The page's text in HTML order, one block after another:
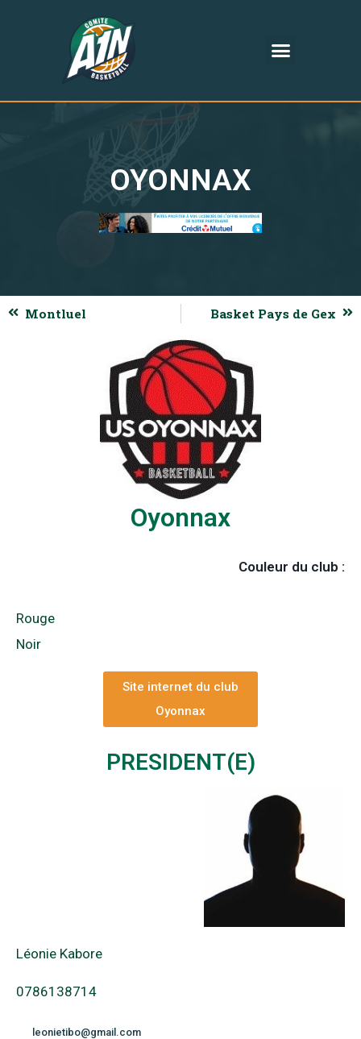
OYONNAX
Montluel Basket Pays de Gex
Oyonnax
Couleur du club :
Rouge
Noir
Site internet du club
Oyonnax
PRESIDENT(E)
Léonie Kabore
0786138714
leonietibo@gmail.com